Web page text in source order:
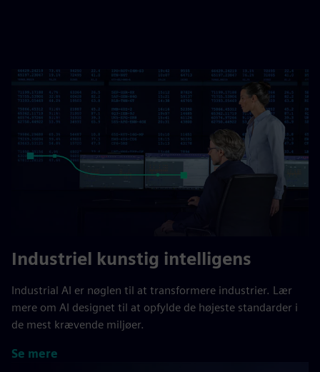
Industriel kunstig intelligens
Industrial AI er nøglen til at transformere industrier. Lær
mere om AI designet til at opfylde de højeste standarder i
de mest krævende miljøer.
Se mere